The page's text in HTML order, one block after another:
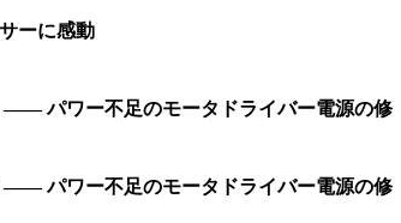
ーに感動
―― パワー不足のモータドライバー電源の修
―― パワー不足のモータドライバー電源の修